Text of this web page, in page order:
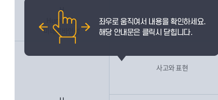
H
Humanity
미네르바인성
인성
사고와 표현